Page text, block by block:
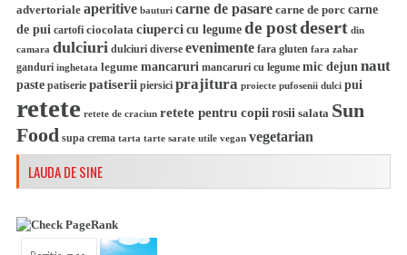
advertoriale aperitive bauturi carne de pasare carne de porc carne
de pui cartofi ciocolata ciuperci cu legume de postdesert din
camara dulciuri dulciuri diverse evenimente fara gluten fara zahar
ganduri inghetata legume mancaruri mancaruri cu legume mic dejunnaut
paste patiserie patiserii piersici prajitura proiecte pufosenii dulci pui
retete retete de craciun retete pentru copii rosii salata Sun
Food supa crema tarta tarte sarate utile vegan vegetarian
LAUDA DE SINE